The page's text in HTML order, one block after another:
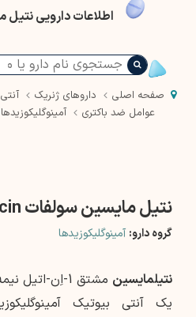
اطلاعات دارویی
صفحه اصلی داروهای ژنریک
عوامل ضد باکتری
آمینوگلیکوزیدها
نتیل مایسین سولفات Netilmicin
گروه دارو: آمینوگلیکوزیدها
نتیلمایسین
مشتق 1-اِن-
یک آنتی بیوتیک